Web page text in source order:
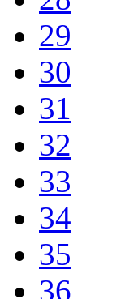
29
30
31
32
33
34
35
36